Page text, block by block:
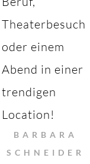
Theaterbesuch
oder einem
Abend in einer
trendigen
Location!
BARBARA
SCHNEIDER